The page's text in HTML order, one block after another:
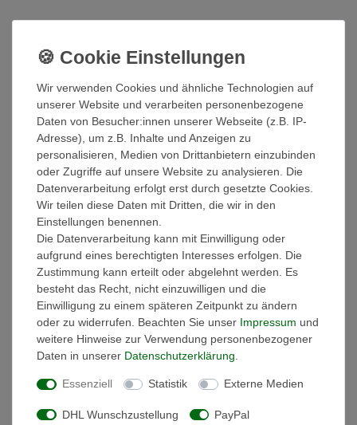
89,10 EUR
Sofort versandfertig, Lieferzeit 48h
In den Warenkorb
Wunschliste
* inkl. ges. MwSt. zzgl.Versandkosten
Weitere Details
Wir verwenden Cookies und ähnliche Technologien auf
unserer Website und verarbeiten personenbezogene
Daten von Besucher:innen unserer Webseite (z.B. IP-
Adresse), um z.B. Inhalte und Anzeigen zu
personalisieren, Medien von Drittanbietern einzubinden
oder Zugriffe auf unsere Website zu analysieren. Die
Datenverarbeitung erfolgt erst durch gesetzte Cookies.
Wir teilen diese Daten mit Dritten, die wir in den
Einstellungen benennen.
Die Datenverarbeitung kann mit Einwilligung oder
aufgrund eines berechtigten Interesses erfolgen. Die
Zustimmung kann erteilt oder abgelehnt werden. Es
besteht das Recht, nicht einzuwilligen und die
Einwilligung zu einem späteren Zeitpunkt zu ändern
oder zu widerrufen. Beachten Sie unser Impressum und
weitere Hinweise zur Verwendung personenbezogener
Daten in unserer Daten­schutz­erklärung
Essenziell Statistik Externe Medien
DHL Wunschzustellung PayPal